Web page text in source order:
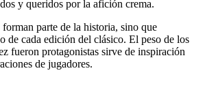
y queridos por la afición crema.
parte de la historia, sino que
de cada edición del clásico. El peso de los
fueron protagonistas sirve de inspiración
de jugadores.